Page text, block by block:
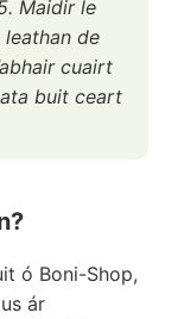
Maidir le
de
cuairt
buit ceart
ó Boni-Shop,
ár